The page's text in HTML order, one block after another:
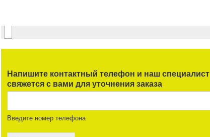
Напишите контактный телефон и наш специалист
свяжется с вами для уточнения заказа
Введите номер телефона